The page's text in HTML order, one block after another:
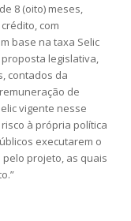
8 (oito) meses,
com
base na taxa Selic
legislativa,
contados da
de
vigente nesse
à própria política
executarem o
projeto, as quais